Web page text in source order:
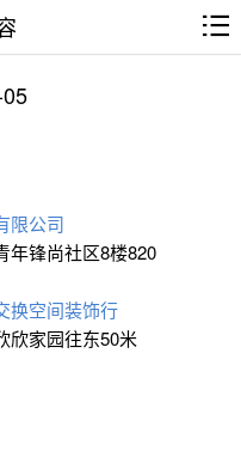
限公司
年锋尚社区8楼820
换空间装饰行
欣家园往东50米